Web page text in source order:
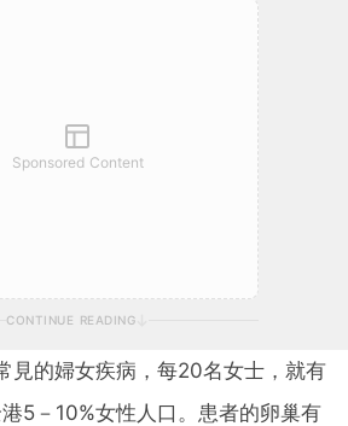
Sponsored Content
CONTINUE READING
見的婦女疾病，每20名女士，就有
5－10%女性人口。患者的卵巢有